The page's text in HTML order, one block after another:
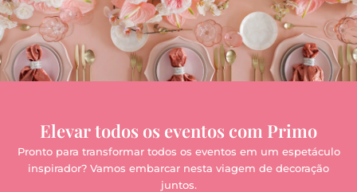
Elevar todos os eventos com Primo
Pronto para transformar todos os eventos em um espetáculo
inspirador? Vamos embarcar nesta viagem de decoração
juntos.